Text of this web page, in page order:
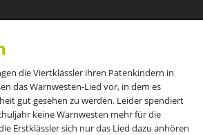
die Viertklässler ihren Patenkindern in
das Warnwesten-Lied vor, in dem es
gut gesehen zu werden. Leider spendiert
keine Warnwesten mehr für die
Erstklässler sich nur das Lied dazu anhören